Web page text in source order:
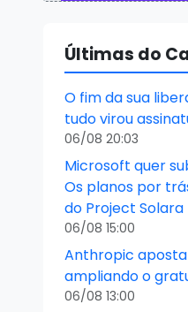
Últimas do
O fim da sua
tudo virou
06/08 20:03
Microsoft quer
Os planos por
do Project Solara
06/08 15:00
Anthropic
ampliando o
06/08 13:00